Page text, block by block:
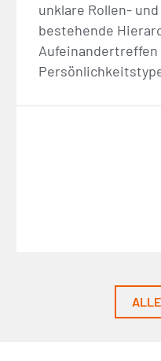
unklare Rollen-
bestehende